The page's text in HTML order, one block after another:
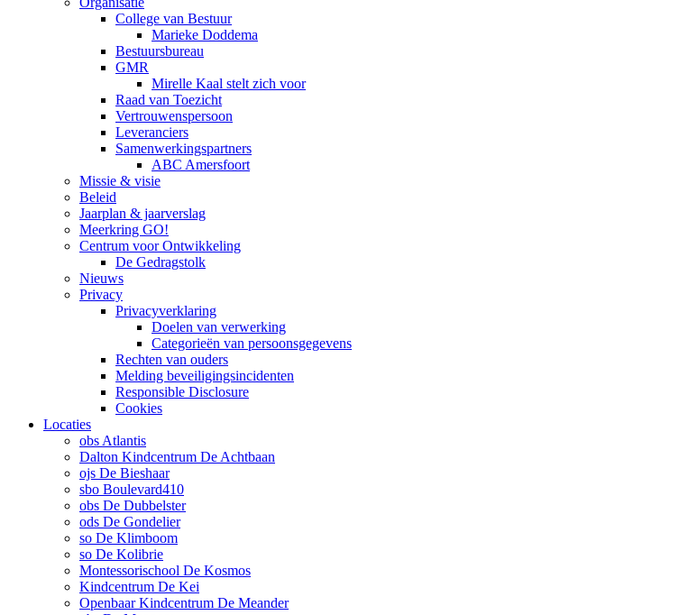
College van Bestuur
Marieke Doddema
Bestuursbureau
GMR
Mirelle Kaal stelt zich voor
Raad van Toezicht
Vertrouwenspersoon
Leveranciers
Samenwerkingspartners
ABC Amersfoort
Missie & visie
Beleid
Jaarplan & jaarverslag
Meerkring GO!
Centrum voor Ontwikkeling
De Gedragstolk
Nieuws
Privacy
Privacyverklaring
Doelen van verwerking
Categorieën van persoonsgegevens
Rechten van ouders
Melding beveiligingsincidenten
Responsible Disclosure
Cookies
Locaties
obs Atlantis
Dalton Kindcentrum De Achtbaan
ojs De Bieshaar
sbo Boulevard410
obs De Dubbelster
ods De Gondelier
so De Klimboom
so De Kolibrie
Montessorischool De Kosmos
Kindcentrum De Kei
Openbaar Kindcentrum De Meander